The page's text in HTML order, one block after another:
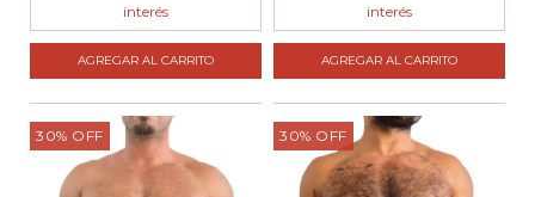
interés
AGREGAR AL CARRITO
interés
AGREGAR AL CARRITO
30% OFF 30% OFF